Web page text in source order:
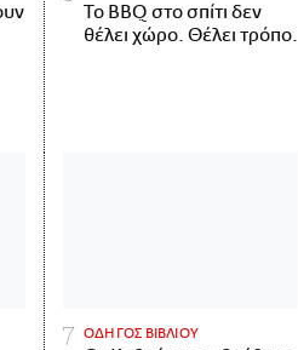
Το BBQ στο σπίτι δεν
θέλει χώρο. Θέλει τρόπο.
ΟΔΗΓΟΣ ΒΙΒΛΙΟΥ